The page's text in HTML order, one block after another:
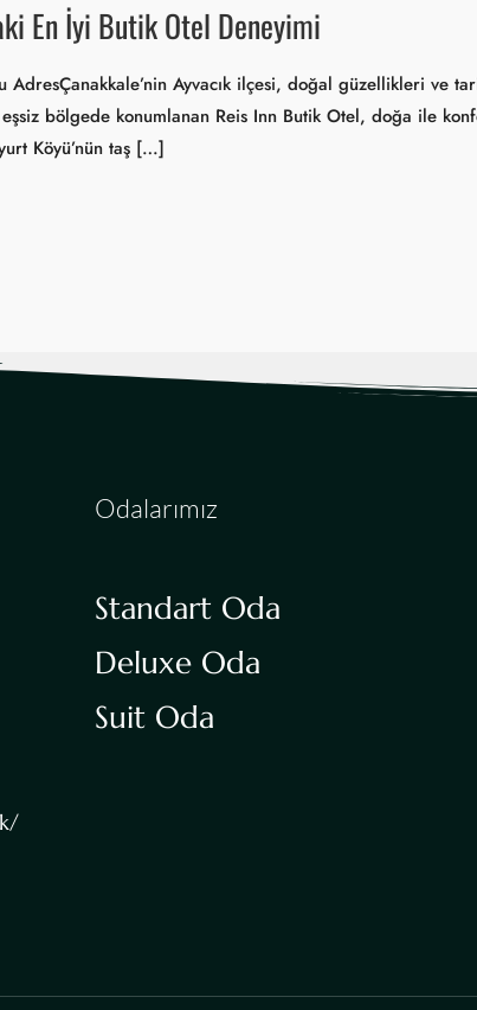
En İyi Butik Otel Deneyimi
AdresÇanakkale’nin Ayvacık ilçesi, doğal güzellikleri ve
bölgede konumlanan Reis Inn Butik Otel, doğa ile
Köyü’nün taş […]
Odalarımız
Standart Oda
Deluxe Oda
Suit Oda